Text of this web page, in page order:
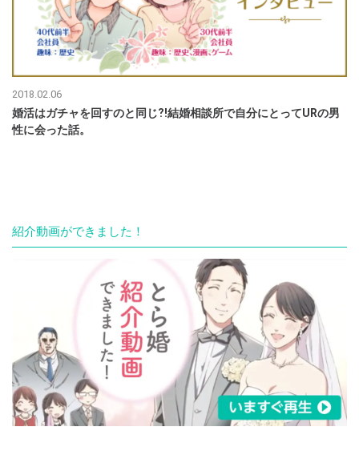
2018.02.06
婚活はガチャを回すのと同じ⁈結婚相談所で自分にとってURの男
性に会った話。
紹介動画ができました！